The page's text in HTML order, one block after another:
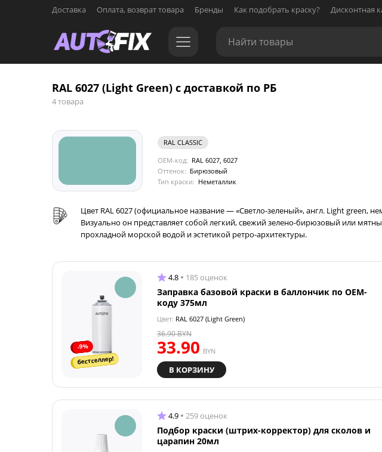
Доставка Оплата, возврат товара Бренды Как подобрать краску? Дисконтная
RAL 6027 (Light Green) с доставкой по РБ
4 товара
RAL CLASSIC
OEM-код: RAL 6027, 6027
Оттенок: Бирюзовый
Тип краски: Неметаллик
Цвет RAL 6027 (официальное название — «Светло-зеленый», англ. Light green,
Визуально он представляет собой легкий, свежий зелено-бирюзовый или
прохладной морской водой и эстетикой ретро-архитектуры.
-9%
бестселлер!
4.8 185 оценок
Заправка базовой краски в баллончик по OEM-
коду 375мл
Цвет: RAL 6027 (Light Green)
33.90 BYN
36.90BYN
В КОРЗИНУ
4.9 259 оценок
Подбор краски (штрих-корректор) для сколов и
царапин 20мл